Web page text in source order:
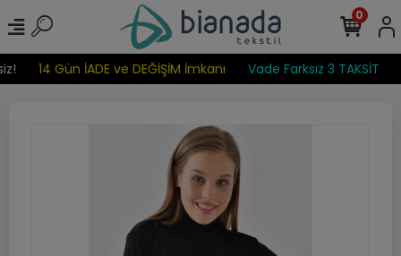
14 Gün İADE ve DEĞİŞİM İmkanı Vade Farksız 3 TAKSİT
0